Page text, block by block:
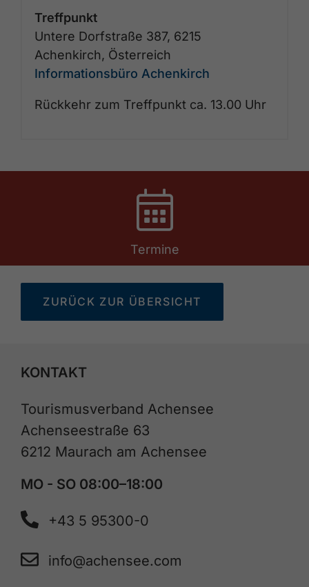
Treffpunkt
Untere Dorfstraße 387, 6215
Achenkirch, Österreich
Informationsbüro Achenkirch
Rückkehr zum Treffpunkt ca. 13.00 Uhr
Termine
ZURÜCK ZUR ÜBERSICHT
KONTAKT
Tourismusverband Achensee
Achenseestraße 63
6212 Maurach am Achensee
MO - SO 08:00–18:00
+43 5 95300-0
info@achensee.com